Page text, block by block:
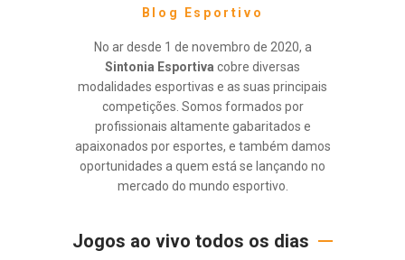
Blog Esportivo
No ar desde 1 de novembro de 2020, a
Sintonia Esportiva cobre diversas
modalidades esportivas e as suas principais
competições. Somos formados por
profissionais altamente gabaritados e
apaixonados por esportes, e também damos
oportunidades a quem está se lançando no
mercado do mundo esportivo.
Jogos ao vivo todos os dias